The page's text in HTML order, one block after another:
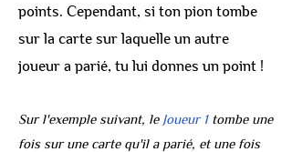
points. Cependant, si ton pion tombe
sur la carte sur laquelle un autre
joueur a parié, tu lui donnes un point !
Sur l'exemple suivant, le Joueur 1tombe une
fois sur une carte qu'il a parié, et une fois